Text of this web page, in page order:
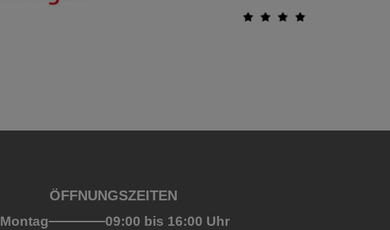
ÖFFNUNGSZEITEN
Montag
09:00 bis 16:00 Uhr